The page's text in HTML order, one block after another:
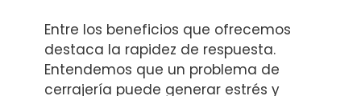
Entre los beneficios que ofrecemos
destaca la rapidez de respuesta.
Entendemos que un problema de
cerrajería puede generar estrés y